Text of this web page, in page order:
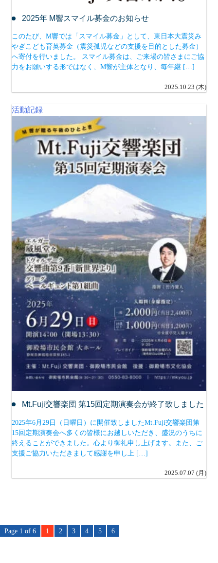
2025年 M響スマイル募金のお知らせ
このたび、M響では「スマイル募金」として、東日本大震災み
やぎこども育英募金（震災孤児などの支援を目的とした募金）
へ寄付を行いました。 スマイル募金は、ご来場の皆さまにご協
力をお願いする形ではなく、M響が主体となり、毎年継 […]
2025.10.23 (木)
活動記録
Mt.Fuji交響楽団 第15回定期演奏会が終了致しました
2025年6月29日（日曜日）に開催致しましたMt.Fuji交響楽団第
15回定期演奏会へ多くの皆様にお越しいただき、盛況のうちに
終えることができました。心より御礼申し上げます。また、ご
支援ご協力いただきまして感謝を申し上 […]
2025.07.07 (月)
Page 1 of 6 1 2 3 4 5 6